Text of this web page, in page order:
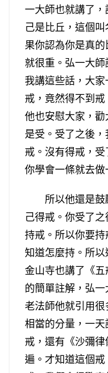
一大師也就講了
己是比丘，這個
果你認為你是真
就很重。弘一大師
我講這些話，大
戒，竟然得不到
他也安慰大家，
是受。受了之後
戒。沒有得戒，受
你學會一條就去做
所以他還是鼓
己得戒。你受了
持戒。所以你要
知道怎麼持。所
金山寺也講了《
的簡單註解，弘
老法師他就引用
相當的分量，一
戒，還有《沙彌
遍。才知道這個